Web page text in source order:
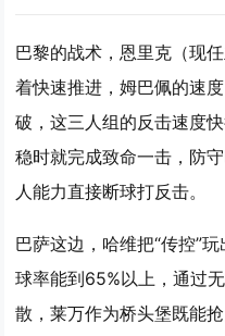
巴黎的战术，恩里克（现
着快速推进，姆巴佩的速
破，这三人组的反击速度
稳时就完成致命一击，防
人能力直接断球打反击。
巴萨这边，哈维把“传控”
球率能到65%以上，通过
散，莱万作为桥头堡既能